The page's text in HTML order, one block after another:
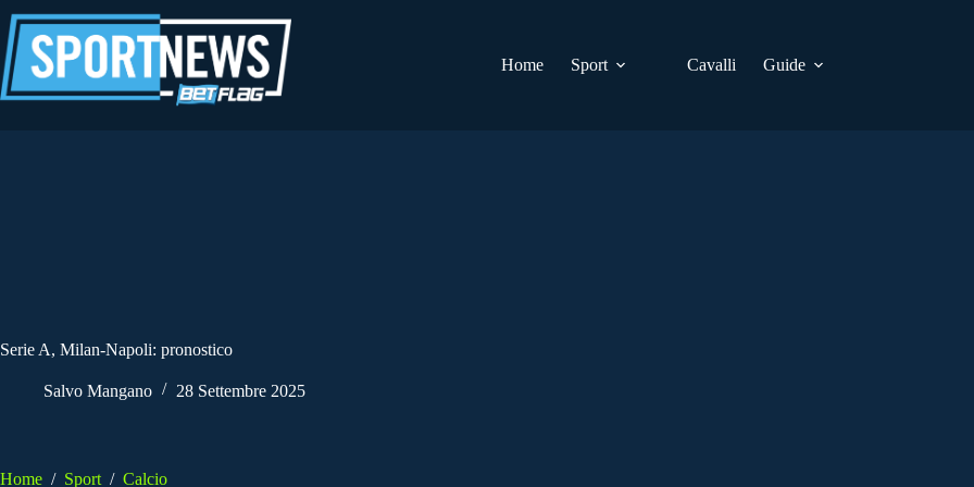
al
contenuto
Home
Sport Cavalli Guide
Serie A, Milan-Napoli: pronostico
Salvo Mangano 28 Settembre 2025
Home / Sport / Calcio